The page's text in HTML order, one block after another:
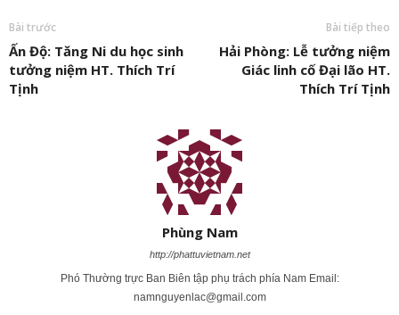
Bài trước
Ấn Độ: Tăng Ni du học sinh
tưởng niệm HT. Thích Trí
Tịnh
Bài tiếp theo
Hải Phòng: Lễ tưởng niệm
Giác linh cố Đại lão HT.
Thích Trí Tịnh
Phùng Nam
http://phattuvietnam.net
Phó Thường trực Ban Biên tập phụ trách phía Nam Email:
namnguyenlac@gmail.com